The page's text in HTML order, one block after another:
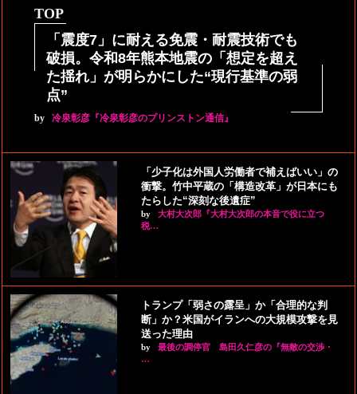
TOP
「震度7」に耐える免震・耐震技術でも
破損。令和8年熊本地震の「想定を超え
た揺れ」が明らかにした“現行基準の弱
点”
by 冷泉彰彦『冷泉彰彦のプリンストン通信』
「少子化は外国人労働者で補えばいい」の
衝撃。竹中平蔵の「構造改革」が日本にも
たらした“深刻な後遺症”
by
大村大次郎『大村大次郎の本音で役に立つ
税…
トランプ「弱さの露呈」か「合理的な判
断」か？米国がイランへの大規模攻撃を見
送った理由
by
最後の調停官 島田久仁彦の『無敵の交渉・
…